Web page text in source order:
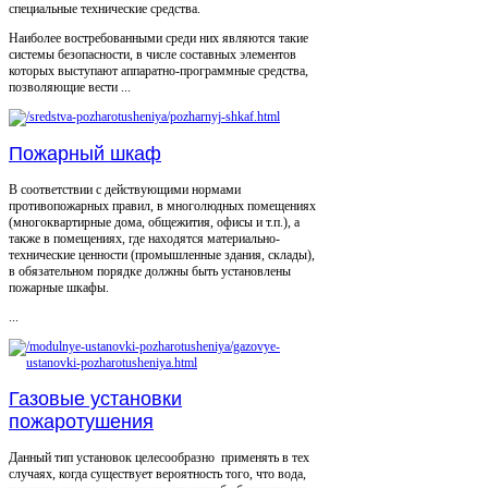
специальные технические средства.
Наиболее востребованными среди них являются такие
системы безопасности, в числе составных элементов
которых выступают аппаратно-программные средства,
позволяющие вести ...
Пожарный шкаф
В соответствии с действующими нормами
противопожарных правил, в многолюдных помещениях
(многоквартирные дома, общежития, офисы и т.п.), а
также в помещениях, где находятся материально-
технические ценности (промышленные здания, склады),
в обязательном порядке должны быть установлены
пожарные шкафы.
...
Газовые установки
пожаротушения
Данный тип установок целесообразно применять в тех
случаях, когда существует вероятность того, что вода,